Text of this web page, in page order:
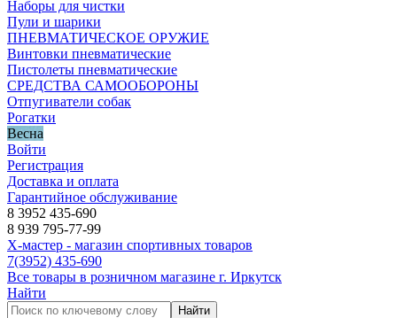
Наборы для чистки
Пули и шарики
ПНЕВМАТИЧЕСКОЕ ОРУЖИЕ
Винтовки пневматические
Пистолеты пневматические
СРЕДСТВА САМООБОРОНЫ
Отпугиватели собак
Рогатки
Весна
Войти
Регистрация
Доставка и оплата
Гарантийное обслуживание
8 3952 435-690
8 939 795-77-99
Х-мастер - магазин спортивных товаров
7(3952) 435-690
Все товары в розничном магазине г. Иркутск
Найти
Найти